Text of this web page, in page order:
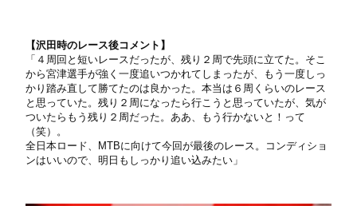
【沢田時のレース後コメント】
「４周回と短いレースだったが、残り２周で先頭に立てた。そこ
から宮津選手が強く一度追いつかれてしまったが、もう一度しっ
かり踏み直して勝てたのは良かった。本当は６周くらいのレース
と思っていた。残り２周になったら行こうと思っていたが、気が
ついたらもう残り２周だった。ああ、もう行かないと！って
（笑）。
全日本ロード、MTBに向けて今回が最後のレース。コンディショ
ンはいいので、明日もしっかり追い込みたい」